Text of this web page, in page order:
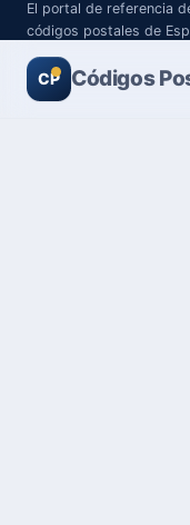
El portal de referencia
códigos postales de
CP Códigos